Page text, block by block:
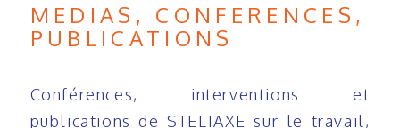
MEDIAS, CONFERENCES,
PUBLICATIONS
Conférences, interventions et
publications de STELIAXE sur le travail,